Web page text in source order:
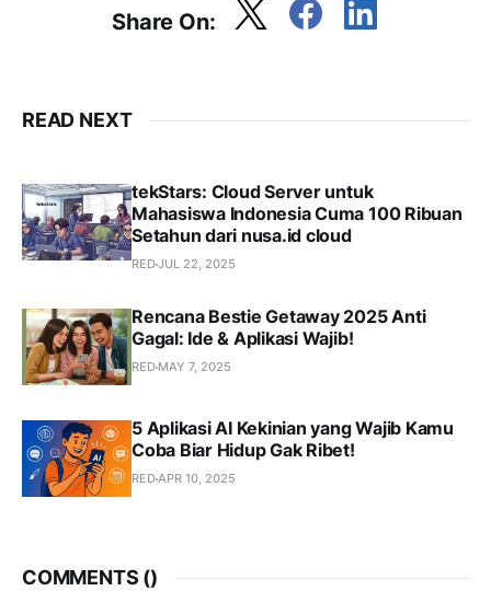
Share On:
READ NEXT
tekStars: Cloud Server untuk
Mahasiswa Indonesia Cuma 100 Ribuan
Setahun dari nusa.id cloud
REDJUL 22, 2025
Rencana Bestie Getaway 2025 Anti
Gagal: Ide & Aplikasi Wajib!
RED MAY 7, 2025
5 Aplikasi AI Kekinian yang Wajib Kamu
Coba Biar Hidup Gak Ribet!
REDAPR 10, 2025
COMMENTS ()